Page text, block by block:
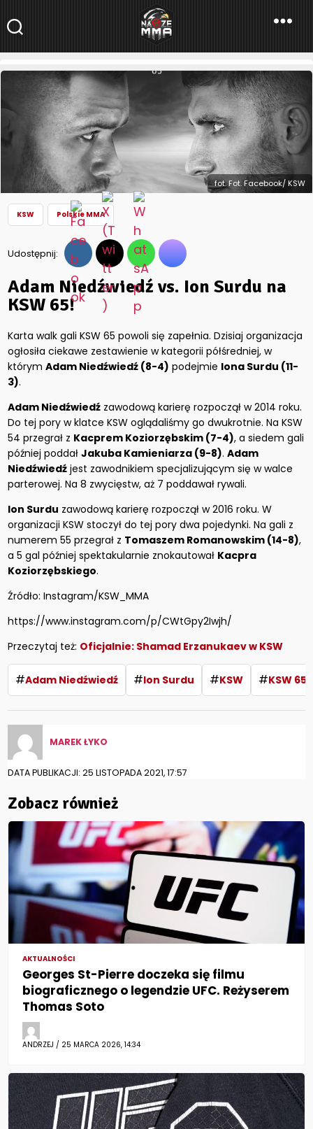
NaszeMMA
NaszeMMA.pl»Aktualności»Polskie MMA»KSW»Adam Niedźwiedź
vs. Ion Surdu na KSW 65!
fot. Fot. Facebook/ KSW
KSW Polskie MMA
Udostępnij:
Adam Niedźwiedź vs. Ion Surdu na
KSW 65!
Karta walk gali KSW 65 powoli się zapełnia. Dzisiaj organizacja
ogłosiła ciekawe zestawienie w kategorii półśredniej, w
którymAdam Niedźwiedź (8-4) podejmie Iona Surdu (11-
3).
Adam Niedźwiedź zawodową karierę rozpoczął w 2014 roku.
Do tej pory w klatce KSW oglądaliśmy go dwukrotnie. Na KSW
54 przegrał z Kacprem Koziorzębskim (7-4), a siedem gali
później poddałJakuba Kamieniarza (9-8).Adam
Niedźwiedź jest zawodnikiem specjalizującym się w walce
parterowej. Na 8 zwycięstw, aż 7 poddawał rywali.
Ion Surdu zawodową karierę rozpoczął w 2016 roku. W
organizacji KSW stoczył do tej pory dwa pojedynki. Na gali z
numerem 55 przegrał z Tomaszem Romanowskim (14-8),
a 5 gal później spektakularnie znokautował Kacpra
Koziorzębskiego.
Źródło: Instagram/KSW_MMA
https://www.instagram.com/p/CWtGpy2Iwjh/
Przeczytaj też: Oficjalnie: Shamad Erzanukaev w KSW
#Adam Niedźwiedź #Ion Surdu #KSW #KSW 65
MAREK ŁYKO
DATA PUBLIKACJI: 25 LISTOPADA 2021, 17:57
Zobacz również
AKTUALNOŚCI
Georges St-Pierre doczeka się filmu
biograficznego o legendzie UFC. Reżyserem
Thomas Soto
ANDRZEJ / 25 MARCA 2026, 14:34